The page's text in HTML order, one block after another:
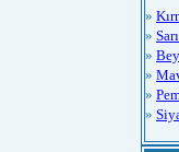
»
»
»
»
»
»